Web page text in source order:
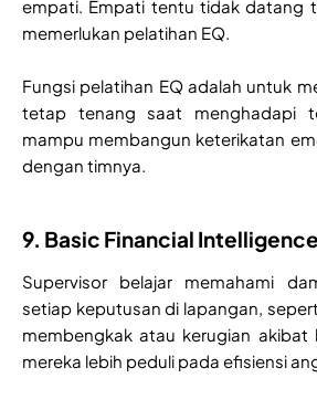
empati. Empati tentu tidak datang
memerlukan pelatihan EQ.
Fungsi pelatihan EQ adalah untuk
tetap tenang saat menghadapi
mampu membangun keterikatan
dengan timnya.
9. Basic Financial Intelligence
Supervisor belajar memahami
setiap keputusan di lapangan,
membengkak atau kerugian
mereka lebih peduli pada efisiensi